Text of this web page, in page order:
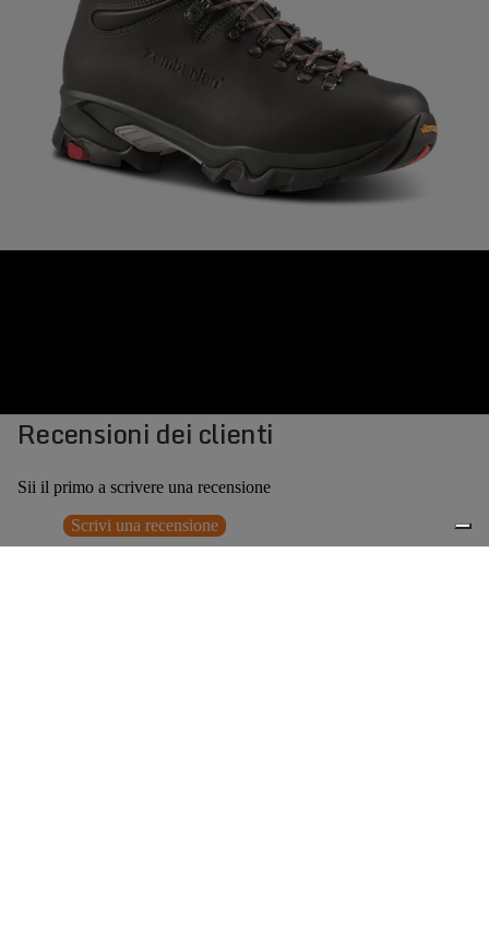
Recensioni dei clienti
Sii il primo a scrivere una recensione
Scrivi una recensione